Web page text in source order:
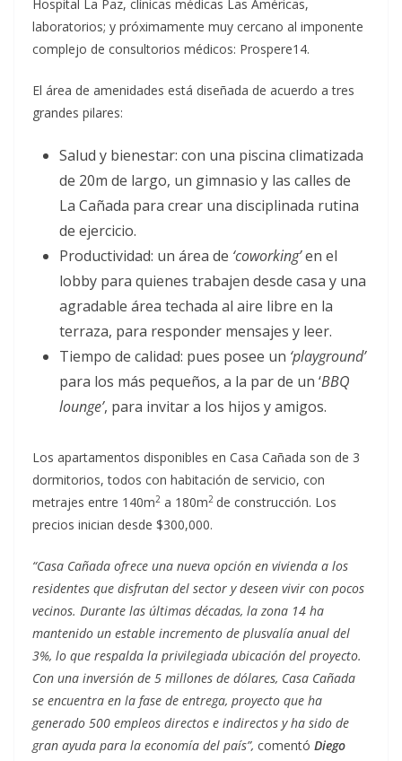
Hospital La Paz, clínicas médicas Las Américas,
laboratorios; y próximamente muy cercano al imponente
complejo de consultorios médicos: Prospere14.
El área de amenidades está diseñada de acuerdo a tres
grandes pilares:
Salud y bienestar: con una piscina climatizada
de 20m de largo, un gimnasio y las calles de
La Cañada para crear una disciplinada rutina
de ejercicio.
Productividad: un área de ‘coworking’en el
lobby para quienes trabajen desde casa y una
agradable área techada al aire libre en la
terraza, para responder mensajes y leer.
Tiempo de calidad: pues posee un ‘playground’
para los más pequeños, a la par de un ‘BBQ
lounge’, para invitar a los hijos y amigos.
Los apartamentos disponibles en Casa Cañada son de 3
dormitorios, todos con habitación de servicio, con
metrajes entre 140m2 a 180m2 de construcción. Los
precios inician desde $300,000.
“Casa Cañada ofrece una nueva opción en vivienda a los
residentes que disfrutan del sector y deseen vivir con pocos
vecinos. Durante las últimas décadas, la zona 14 ha
mantenido un estable incremento de plusvalía anual del
3%, lo que respalda la privilegiada ubicación del proyecto.
Con una inversión de 5 millones de dólares, Casa Cañada
se encuentra en la fase de entrega, proyecto que ha
generado 500 empleos directos e indirectos y ha sido de
gran ayuda para la economía del país”, comentó Diego